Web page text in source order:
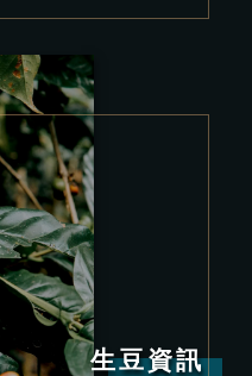
生豆資訊